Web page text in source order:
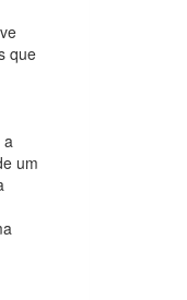
que
um